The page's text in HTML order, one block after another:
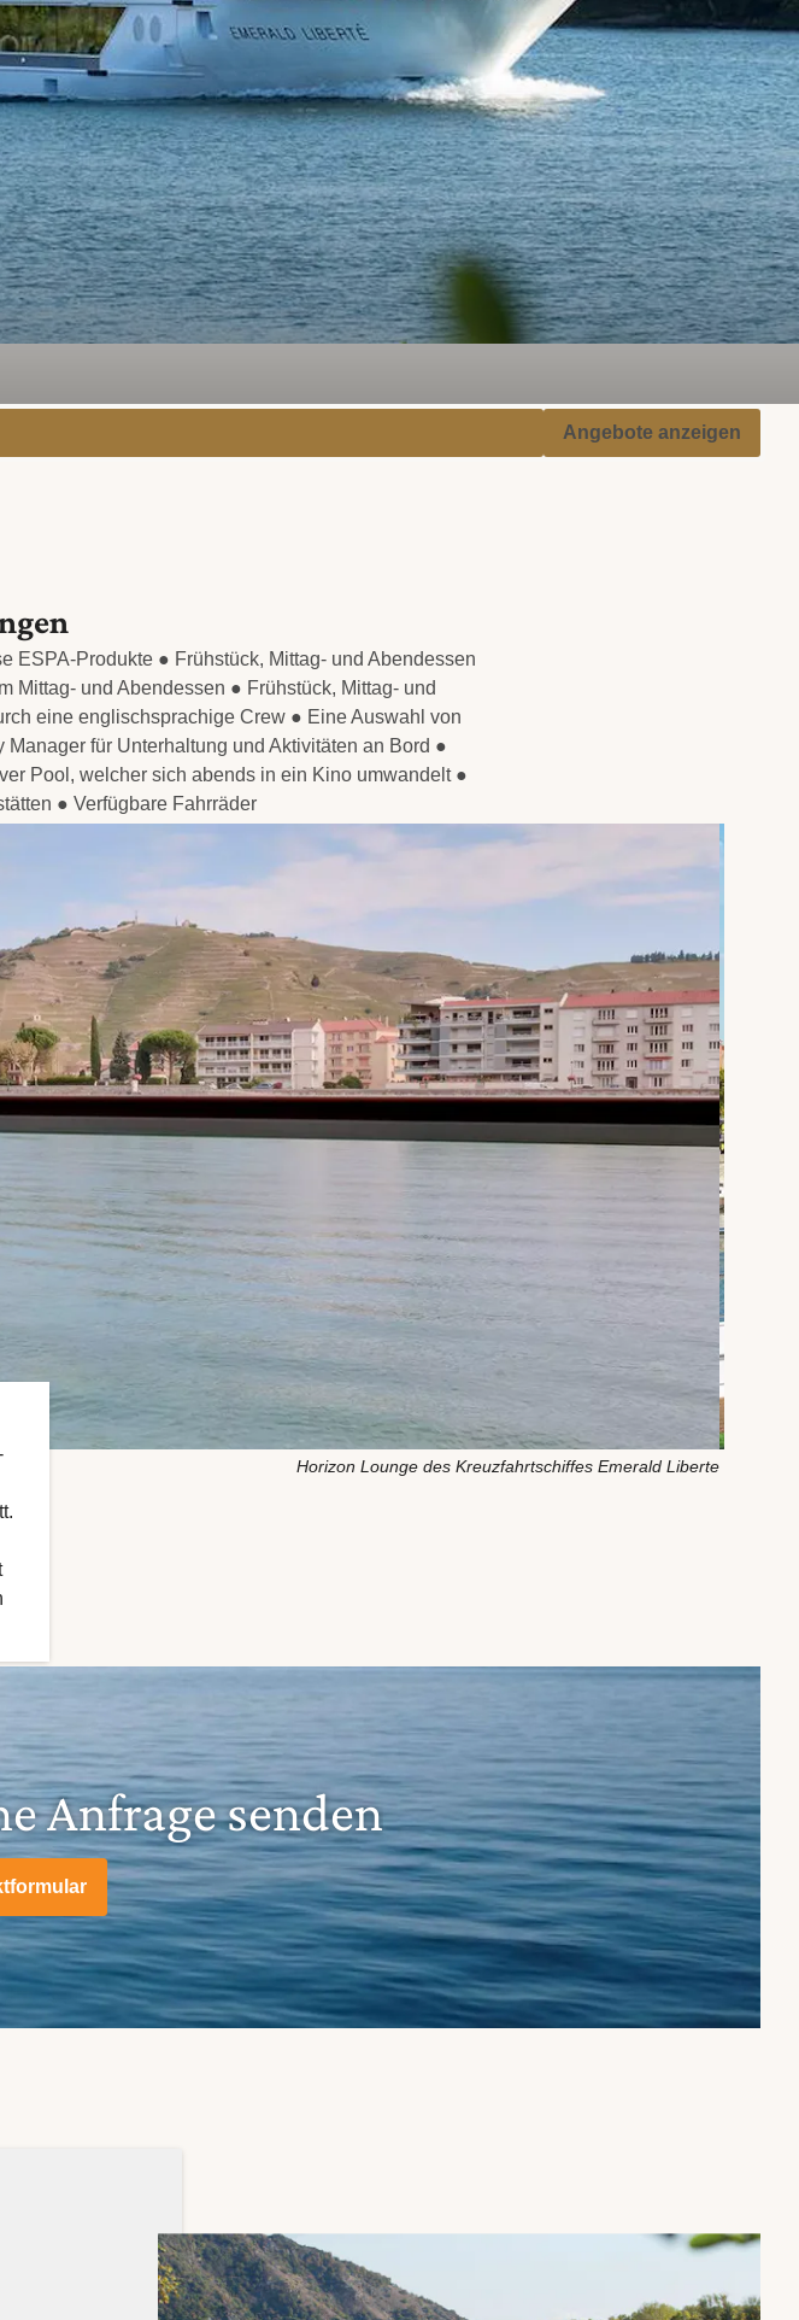
Angebote anzeigen
ESPA-Produkte ● Frühstück, Mittag- und Abendessen
Mittag- und Abendessen ● Frühstück, Mittag- und
eine englischsprachige Crew ● Eine Auswahl von
für Unterhaltung und Aktivitäten an Bord ●
Pool, welcher sich abends in ein Kino umwandelt ●
● Verfügbare Fahrräder
Horizon Lounge des Kreuzfahrtschiffes Emerald Liberte
Anfrage senden